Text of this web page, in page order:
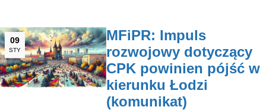
09
STY
MFiPR: Impuls
rozwojowy dotyczący
CPK powinien pójść w
kierunku Łodzi
(komunikat)